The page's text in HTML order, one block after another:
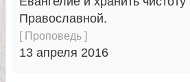
кПравославной.
[ Проповедь ]
13 апреля 2016